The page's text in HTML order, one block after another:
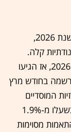
כשצוללים לנתונים החודשיים של תחילת שנת 2026,
קלה.
לאחר ירידה עקבית שנמשכה עד פברואר 2026, אז הגיעו
לשנה קדימה לשפל של 1.5%, נרשמה בחודש מרץ
של 1.7%. גם תחזיות המוסדיים
(בנקים וחברות ייעוץ) הראו תנועה דומה, כשעלו מ-1.9%
על התאמות מסוימות